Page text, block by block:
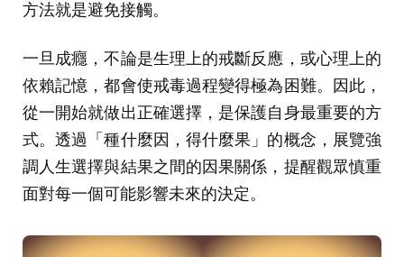
方法就是避免接觸。
一旦成癮，不論是生理上的戒斷反應，或心理上的
依賴記憶，都會使戒毒過程變得極為困難。因此，
從一開始就做出正確選擇，是保護自身最重要的方
式。透過「種什麼因，得什麼果」的概念，展覽強
調人生選擇與結果之間的因果關係，提醒觀眾慎重
面對每一個可能影響未來的決定。